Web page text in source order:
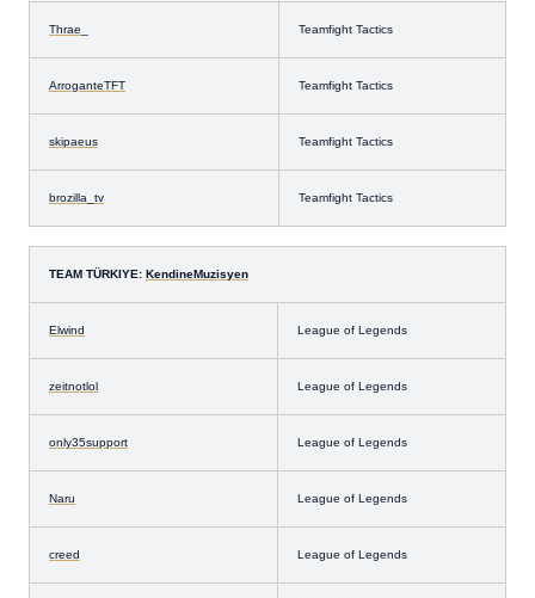
Thrae Teamfight Tactics
ArroganteTFT Teamfight Tactics
skipaeus Teamfight Tactics
brozilla_tv Teamfight Tactics
TEAM TÜRKIYE: KendineMuzisyen
Elwind League of Legends
zeitnotlol League of Legends
only35support League of Legends
Naru League of Legends
creed League of Legends